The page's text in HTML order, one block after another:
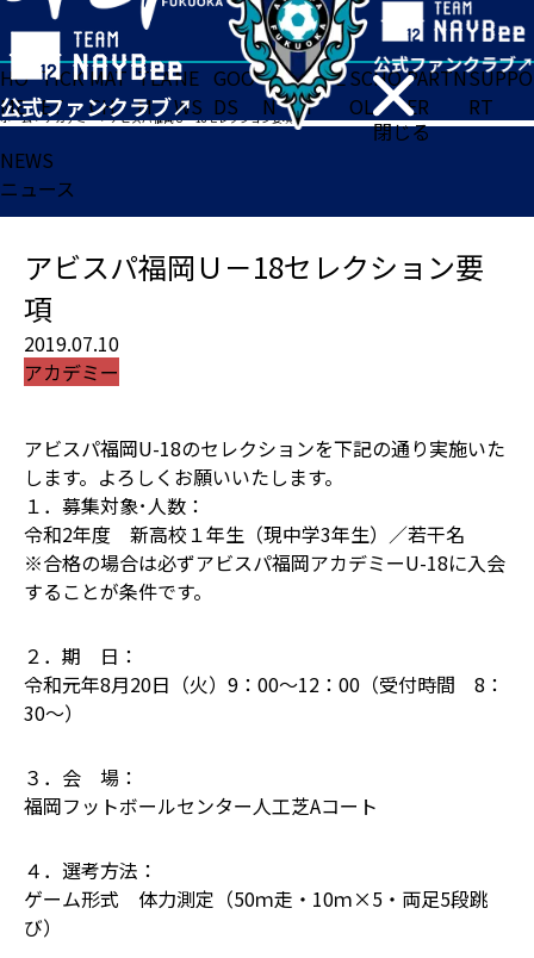
閉じる
HO
ME
TICK
ET
MAT
CH
TEA
M
NE
WS
GOO
DS
FA
N
ACADE
MY
SCHO
OL
PARTN
ER
SUPPO
RT
ホーム>アカデミー>アビスパ福岡Ｕ－18セレクション要項
NEWS
ニュース
アビスパ福岡Ｕ－18セレクション要
項
2019.07.10
アカデミー
アビスパ福岡U-18のセレクションを下記の通り実施いた
します。よろしくお願いいたします。
１．募集対象･人数：
令和2年度 新高校１年生（現中学3年生）／若干名
※合格の場合は必ずアビスパ福岡アカデミーU-18に入会
することが条件です。
２．期 日：
令和元年8月20日（火）9：00～12：00（受付時間 8：
30～）
３．会 場：
福岡フットボールセンター人工芝Aコート
４．選考方法：
ゲーム形式 体力測定（50ｍ走・10ｍ×5・両足5段跳
び）